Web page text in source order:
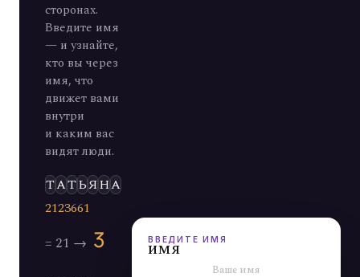
сторонах.
Введите имя
— и узнайте,
кто вы через
имя, что
движет вами
внутри
и каким вас
видят люди.
Э
ВВЕДИТЕ ИМЯ
имя